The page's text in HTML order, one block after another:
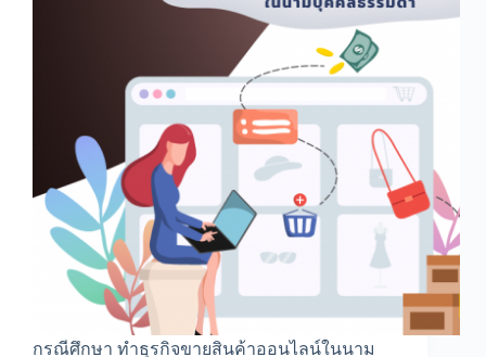
กรณีศึกษา ทำธุรกิจขายสินค้าออนไลน์ในนาม